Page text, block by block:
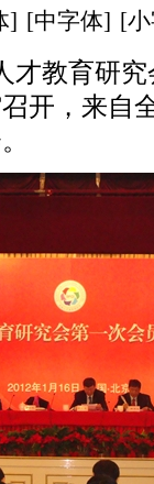
] [中字体] [
教育研究
开，来自